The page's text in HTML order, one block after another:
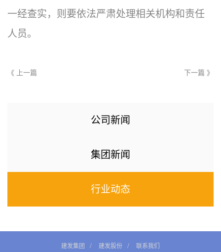
一经查实，则要依法严肃处理相关机构和责任
人员。
《 上一篇 下一篇 》
公司新闻
集团新闻
行业动态
建发集团 建发股份 联系我们